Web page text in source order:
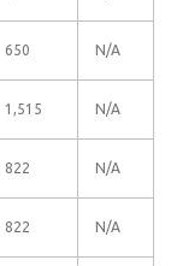
650 N/A
1,515 N/A
822 N/A
822 N/A